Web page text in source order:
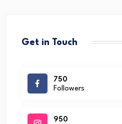
Get in Touch
750
Followers
950